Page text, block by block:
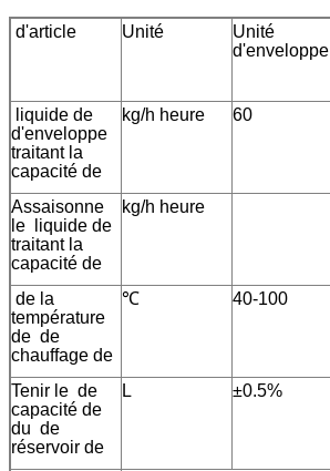
d'article Unité
Unité
d'enveloppe
liquide de
d'enveloppe
traitant la
capacité de 
kg/h heure 60
Assaisonne
le  liquide de
traitant la
capacité de 
kg/h heure
de la
température
de  de
chauffage de
℃ 40-100
Tenir le  de
capacité de 
du  de
réservoir de 
L ±0.5%